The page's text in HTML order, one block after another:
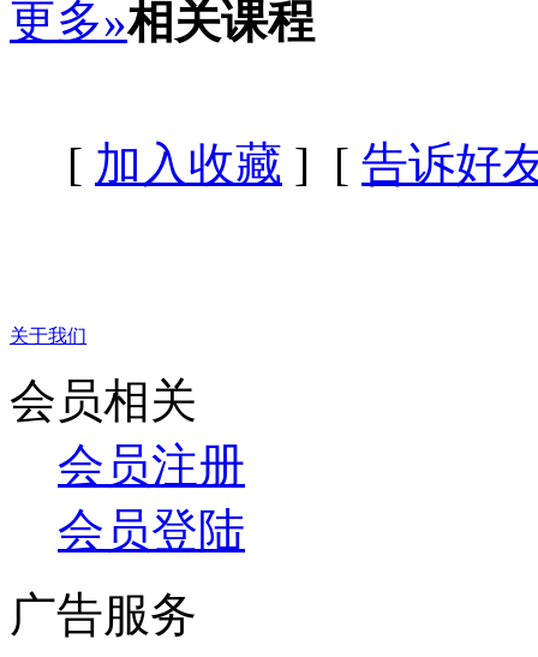
更多»相关课程
[ 加入收藏 ] [ 告诉好
关于我们
会员相关
会员注册
会员登陆
广告服务